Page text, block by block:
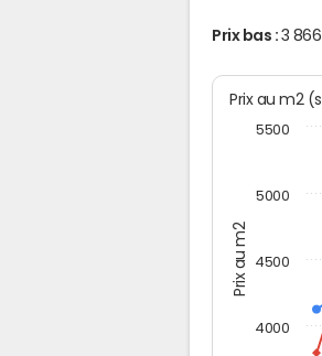
Prix bas : 3
Prix au m2
4000
4500
5000
5500